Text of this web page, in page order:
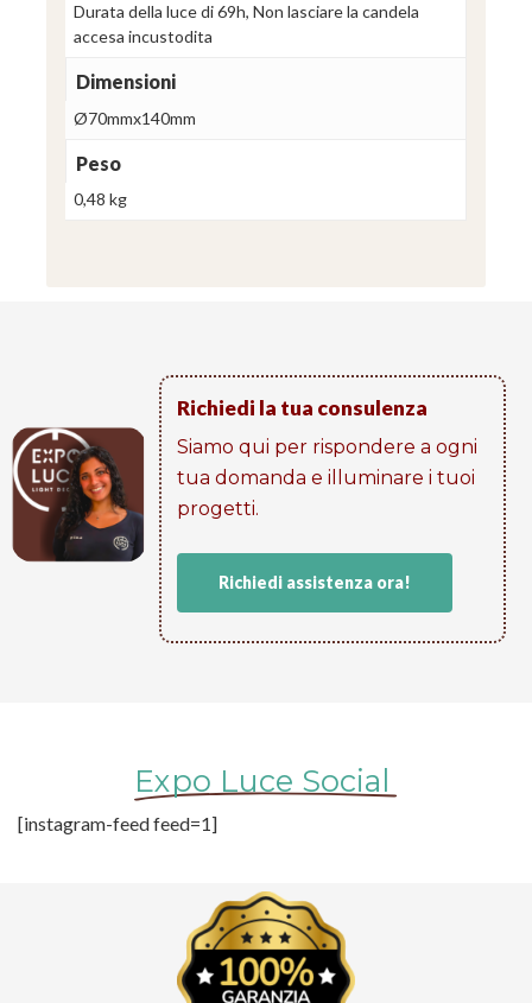
Durata della luce di 69h, Non lasciare la candela
accesa incustodita
Dimensioni
Ø70mmx140mm
Peso
0,48 kg
Richiedi la tua consulenza
Siamo qui per rispondere a ogni
tua domanda e illuminare i tuoi
progetti​.
Richiedi assistenza ora!
Expo Luce Social
[instagram-feed feed=1]